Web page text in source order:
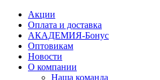
Акции
Оплата и доставка
АКАДЕМИЯ-Бонус
Оптовикам
Новости
О компании
Наша команда